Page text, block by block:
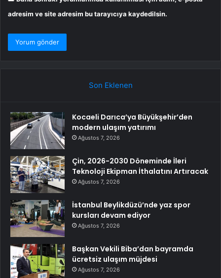
adresim ve site adresim bu tarayıcıya kaydedilsin.
Son Eklenen
Kocaeli Darıca’ya Büyükşehir’den
modern ulaşım yatırımı
Ağustos 7, 2026
Çin, 2026-2030 Döneminde İleri
Teknoloji Ekipman İthalatını Artıracak
Ağustos 7, 2026
İstanbul Beylikdüzü’nde yaz spor
kursları devam ediyor
Ağustos 7, 2026
Başkan Vekili Biba’dan bayramda
ücretsiz ulaşım müjdesi
Ağustos 7, 2026